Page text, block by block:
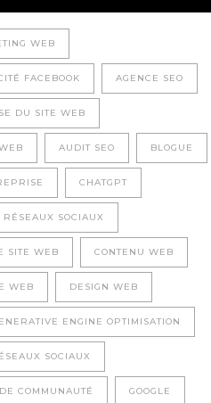
WEB
FACEBOOK AGENCE SEO
DU SITE WEB
AUDIT SEO BLOGUE
CHATGPT
SOCIAUX
SITE WEB CONTENU WEB
WEB DESIGN WEB
ENGINE OPTIMISATION
SOCIAUX
COMMUNAUTÉ GOOGLE